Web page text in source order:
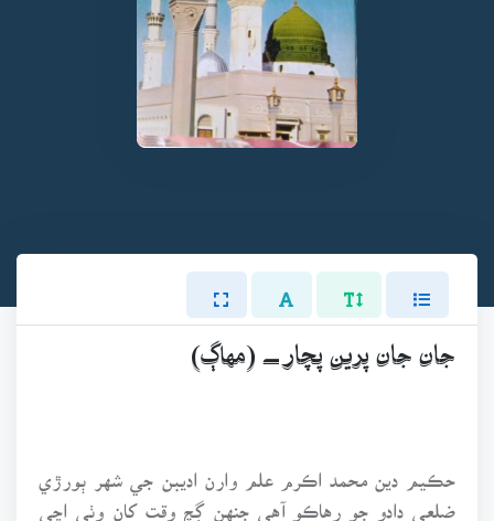
جان جان پرين پچار ـــ (مهاڳ)
حڪيم دين محمد اڪرم علم وارن اديبن جي شهر ٻورڙي
ضلعي دادو جو رهاڪو آهي جنهن ڳچ وقت کان وٺي اچي